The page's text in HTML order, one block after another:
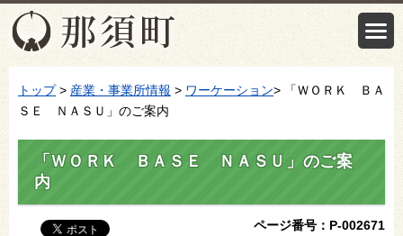
トップ> 産業・事業所情報 > ワーケーション> 「ＷＯＲＫ ＢＡ
ＳＥ ＮＡＳＵ」のご案内
「ＷＯＲＫ ＢＡＳＥ ＮＡＳＵ」のご案
内
ページ番号：P-002671